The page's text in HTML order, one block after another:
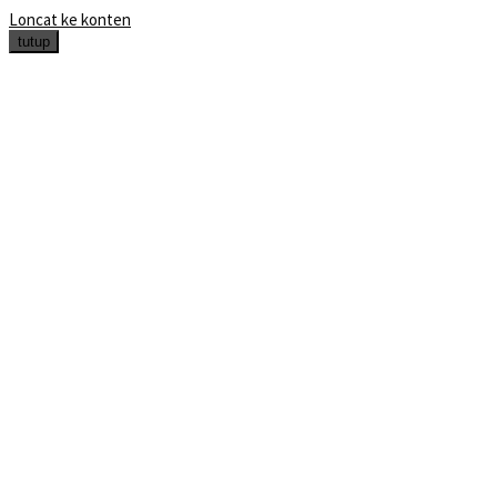
Loncat ke konten
tutup